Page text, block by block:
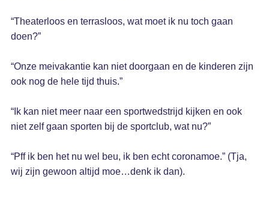
“Theaterloos en terrasloos, wat moet ik nu toch gaan
doen?”
“Onze meivakantie kan niet doorgaan en de kinderen zijn
ook nog de hele tijd thuis.”
“Ik kan niet meer naar een sportwedstrijd kijken en ook
niet zelf gaan sporten bij de sportclub, wat nu?”
“Pff ik ben het nu wel beu, ik ben echt coronamoe.” (Tja,
wij zijn gewoon altijd moe…denk ik dan).